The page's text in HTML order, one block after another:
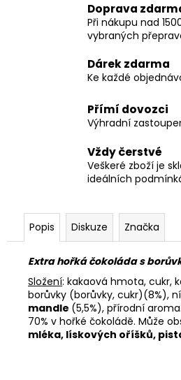
Doprava
Při nákupu nad
vybraných
Dárek zdarma
Ke každé
Přímí dovozci
Výhradní
Vždy čerstvé
Veškeré zboží je
ideálních
Popis Diskuze Značka
Extra hořká čokoláda s
Složení: kakaová hmota, cukr,
borůvky (borůvky, cukr)(8%),
mandle (5,5%), přírodní
70% v hořké čokoládě. Může
mléka, lískových oříšků,